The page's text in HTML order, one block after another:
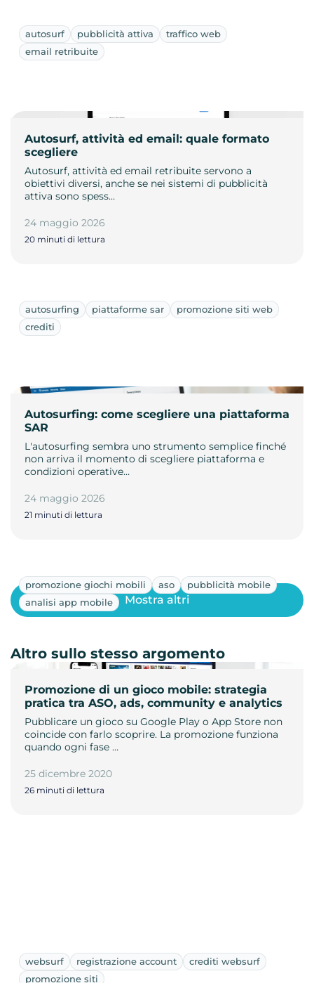
autosurf pubblicità attiva
traffico web
email retribuite
Autosurf, attività ed email: quale formato
scegliere
Autosurf, attività ed email retribuite servono a
obiettivi diversi, anche se nei sistemi di pubblicità
attiva sono spess…
24 maggio 2026
20 minuti di lettura
autosurfing piattaforme sar
promozione siti web
crediti
Autosurfing: come scegliere una piattaforma
SAR
L'autosurfing sembra uno strumento semplice finché
non arriva il momento di scegliere piattaforma e
condizioni operative…
24 maggio 2026
21 minuti di lettura
promozione giochi mobili aso
pubblicità mobile
analisi app mobile
Promozione di un gioco mobile: strategia
pratica tra ASO, ads, community e analytics
Pubblicare un gioco su Google Play o App Store non
coincide con farlo scoprire. La promozione funziona
quando ogni fase …
25 dicembre 2020
26 minuti di lettura
Mostra altri
Altro sullo stesso argomento
websurf registrazione account
crediti websurf
promozione siti